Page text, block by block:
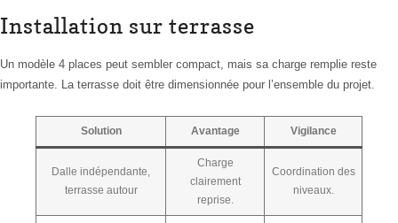
Installation sur terrasse
Un modèle 4 places peut sembler compact, mais sa charge remplie reste
importante. La terrasse doit être dimensionnée pour l’ensemble du projet.
Solution Avantage Vigilance
Dalle indépendante,
terrasse autour
Charge
clairement
reprise.
Coordination des
niveaux.